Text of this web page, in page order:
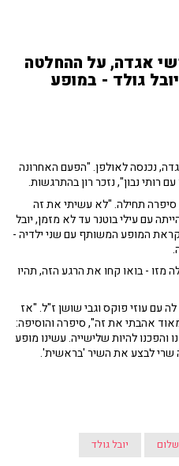
אגדה, על ההחלטה
גולד - במופע
נכנסה לאולפן. "הפעם האחרונה
סיפרה תחילה. "לא עשיתי את זה
עם עילי בוטנר עד לא מזמן, יובל
המופע המשותף עם שני ילדיה -
מזו - בואו קחו את הרגע הזה, תהיו
עם עוזי פוקס וגבי שושן ז"ל. "אז
אהבתי את זה", סיפרה והוסיפה:
והפכנו להיות שלישייה. עשינו מופע
שלום יובל גולד